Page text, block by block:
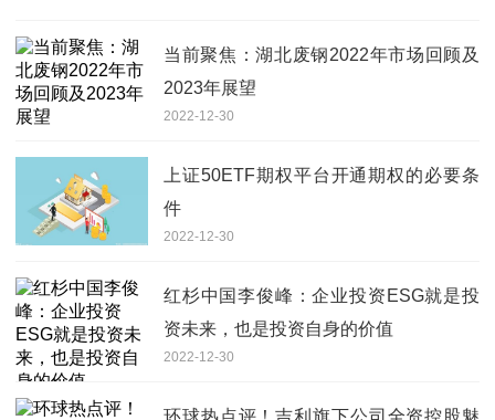
当前聚焦：湖北废钢2022年市场回顾及
2023年展望
2022-12-30
上证50ETF期权平台开通期权的必要条
件
2022-12-30
红杉中国李俊峰：企业投资ESG就是投
资未来，也是投资自身的价值
2022-12-30
环球热点评！吉利旗下公司全资控股魅